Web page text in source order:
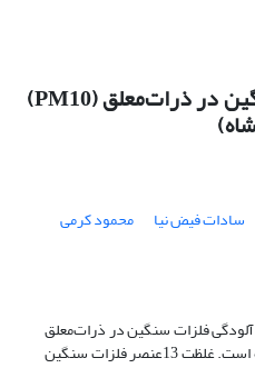
بررسی آلودگی فلزات سنگین در ذرات‌‌معلق (PM10)
سادات فیض نیا
محمود کرمی
فلزات سنگین در ذرات‌‌معلق
) در اتمسفر شهر کرمانشاه است. غلظت 13عنصر فلزات سنگین